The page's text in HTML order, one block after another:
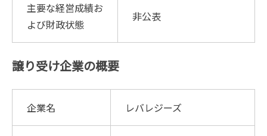
主要な経営成績お
よび財政状態
非公表
譲り受け企業の概要
企業名 レバレジーズ